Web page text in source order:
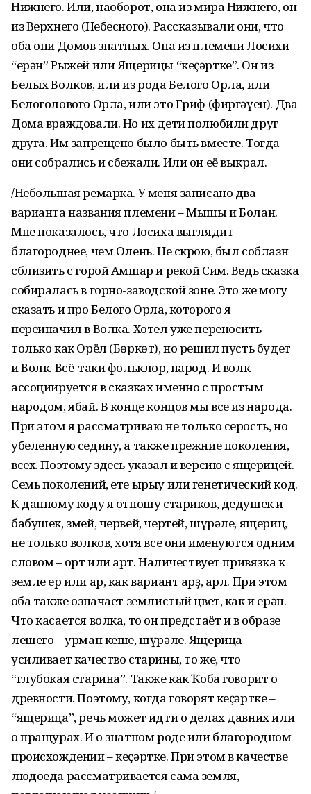
Нижнего. Или, наоборот, она из мира Нижнего, он
из Верхнего (Небесного). Рассказывали они, что
оба они Домов знатных. Она из племени Лосихи
“ерән” Рыжей или Ящерицы “кеҫәртке”. Он из
Белых Волков, или из рода Белого Орла, или
Белоголового Орла, или это Гриф (фиргәүен). Два
Дома враждовали. Но их дети полюбили друг
друга. Им запрещено было быть вместе. Тогда
они собрались и сбежали. Или он её выкрал.
/Небольшая ремарка. У меня записано два
варианта названия племени – Мышы и Болан.
Мне показалось, что Лосиха выглядит
благороднее, чем Олень. Не скрою, был соблазн
сблизить с горой Амшар и рекой Сим. Ведь сказка
собиралась в горно-заводской зоне. Это же могу
сказать и про Белого Орла, которого я
переиначил в Волка. Хотел уже переносить
только как Орёл (Бөркөт), но решил пусть будет
и Волк. Всё-таки фольклор, народ. И волк
ассоциируется в сказках именно с простым
народом, ябай. В конце концов мы все из народа.
При этом я рассматриваю не только серость, но
убеленную седину, а также прежние поколения,
всех. Поэтому здесь указал и версию с ящерицей.
Семь поколений, ете ырыу или генетический код.
К данному коду я отношу стариков, дедушек и
бабушек, змей, червей, чертей, шүрәле, ящериц,
не только волков, хотя все они именуются одним
словом – ҡорт или ҡарт. Наличествует привязка к
земле ер или ар, как вариант арҙ, арл. При этом
ҡоба также означает землистый цвет, как и ерән.
Что касается волка, то он предстаёт и в образе
лешего – урман кеше, шүрәле. Ящерица
усиливает качество старины, то же, что
“глубокая старина”. Также как Ҡоба говорит о
древности. Поэтому, когда говорят кеҫәртке –
“ящерица”, речь может идти о делах давних или
о пращурах. И о знатном роде или благородном
происхождении – кеҫәртке. При этом в качестве
людоеда рассматривается сама земля,